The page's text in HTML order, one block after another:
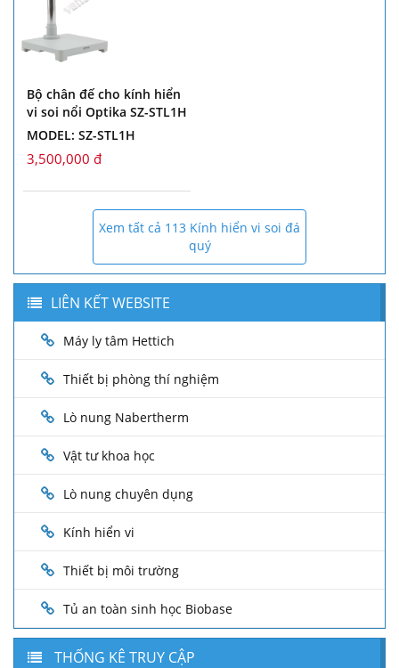
Bộ chân đế cho kính hiển
vi soi nổi Optika SZ-STL1H
MODEL: SZ-STL1H
3,500,000 đ
Xem tất cả 113 Kính hiển vi soi đá
quý
LIÊN KẾT WEBSITE
Máy ly tâm Hettich
Thiết bị phòng thí nghiệm
Lò nung Nabertherm
Vật tư khoa học
Lò nung chuyên dụng
Kính hiển vi
Thiết bị môi trường
Tủ an toàn sinh học Biobase
THỐNG KÊ TRUY CẬP